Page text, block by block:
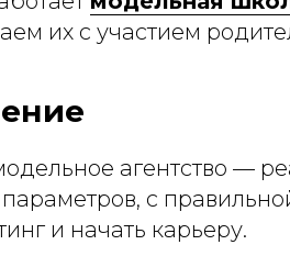
их с участием
агентство —
с
и начать карьеру.